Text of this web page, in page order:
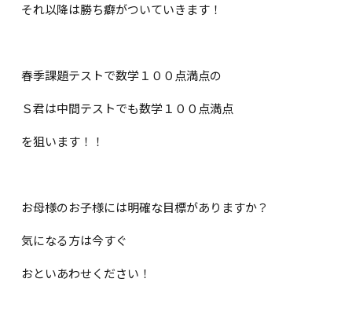
それ以降は勝ち癖がついていきます！
春季課題テストで数学１００点満点の
Ｓ君は中間テストでも数学１００点満点
を狙います！！
お母様のお子様には明確な目標がありますか？
気になる方は今すぐ
おといあわせください！